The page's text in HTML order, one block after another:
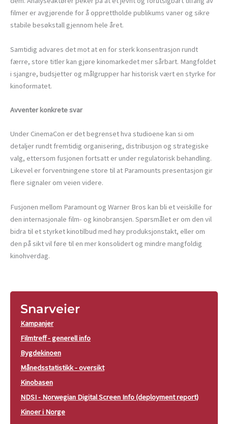
filmer er avgjørende for å opprettholde publikums vaner og sikre
stabile besøkstall gjennom hele året.
Samtidig advares det mot at en for sterk konsentrasjon rundt
færre, store titler kan gjøre kinomarkedet mer sårbart. Mangfoldet
i sjangre, budsjetter og målgrupper har historisk vært en styrke for
kinoformatet.
Avventer konkrete svar
Under CinemaCon er det begrenset hva studioene kan si om
detaljer rundt fremtidig organisering, distribusjon og strategiske
valg, ettersom fusjonen fortsatt er under regulatorisk behandling.
Likevel er forventningene store til at Paramounts presentasjon gir
flere signaler om veien videre.
Fusjonen mellom Paramount og Warner Bros kan bli et veiskille for
den internasjonale film- og kinobransjen. Spørsmålet er om den vil
bidra til et styrket kinotilbud med høy produksjonstakt, eller om
den på sikt vil føre til en mer konsolidert og mindre mangfoldig
kinohverdag.
Snarveier
Kampanjer
Filmtreff - generell info
Bygdekinoen
Månedsstatistikk - oversikt
Kinobasen
NDSI - Norwegian Digital Screen Info (deployment report)
Kinoer i Norge